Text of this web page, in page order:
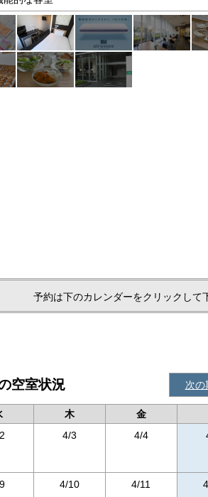
予約は下のカレンダーをクリックして
空室状況 次の
木 金
4/3 4/4
4/10 4/11